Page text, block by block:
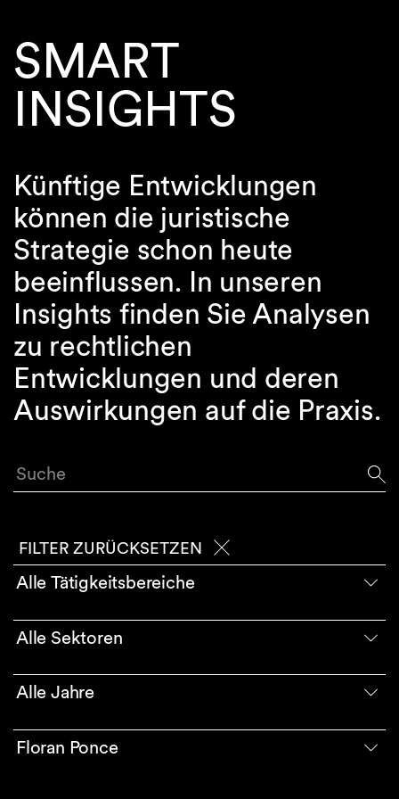
SMART
INSIGHTS
Künftige Entwicklungen
können die juristische
Strategie schon heute
beeinflussen. In unseren
Insights finden Sie Analysen
zu rechtlichen
Entwicklungen und deren
Auswirkungen auf die Praxis.
Suche
FILTER ZURÜCKSETZEN
Alle Tätigkeitsbereiche
Alle Sektoren
Alle Jahre
Floran Ponce